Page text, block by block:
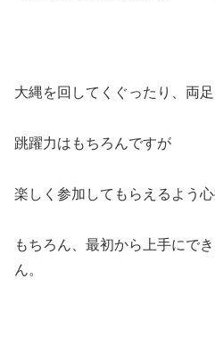
大縄を回してくぐったり、両
跳躍力はもちろんですが
楽しく参加してもらえるよう心
もちろん、最初から上手にで
ん。